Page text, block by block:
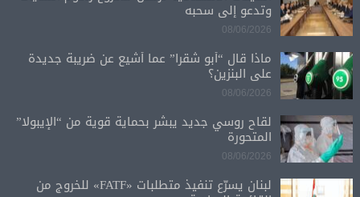
وتدعو إلى سحبه
08/06/2026
ماذا قال “أبو شقرا” عما أشيع عن ضريبة جديدة
على البنزين؟
08/06/2026
لقاح روسي جديد يبشر بحماية قوية من “الإيبولا”
المتحورة
08/06/2026
لبنان يسرّع تنفيذ متطلبات «FATF» للخروج من